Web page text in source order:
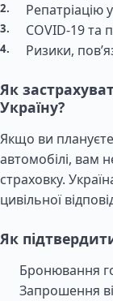
Репатріацію
COVID-19 та
Ризики,
Як
Україну?
Якщо ви плануєте
автомобілі, вам
страховку.
цивільної
Як
Бронювання
Запрошення